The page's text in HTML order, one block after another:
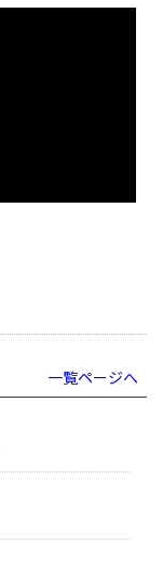
一覧ページへ